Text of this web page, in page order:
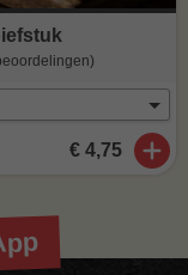
)
€ 4,75